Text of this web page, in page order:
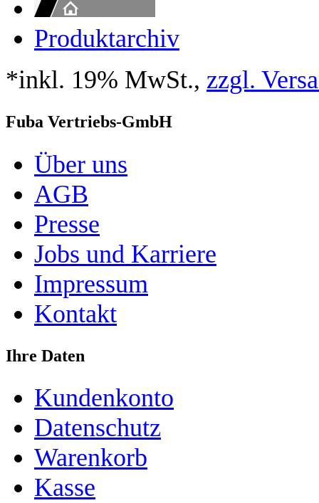
Produktarchiv
*inkl. 19% MwSt., zzgl.
Fuba Vertriebs-GmbH
Über uns
AGB
Presse
Jobs und Karriere
Impressum
Kontakt
Ihre Daten
Kundenkonto
Datenschutz
Warenkorb
Kasse